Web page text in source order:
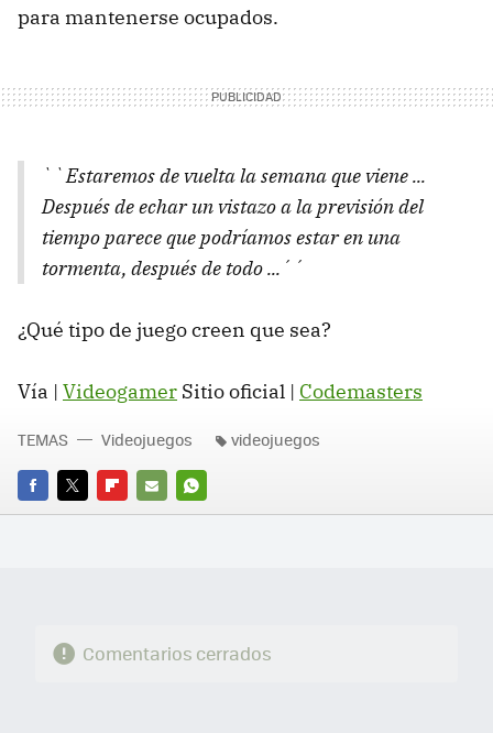
para mantenerse ocupados.
``Estaremos de vuelta la semana que viene ...
Después de echar un vistazo a la previsión del
tiempo parece que podríamos estar en una
tormenta, después de todo ...´´
¿Qué tipo de juego creen que sea?
Vía | Videogamer Sitio oficial | Codemasters
FACEBOOK
TWITTERFLIPBOARD
E-
WHATSAPP
TEMAS Videojuegos videojuegos
Comentarios cerrados